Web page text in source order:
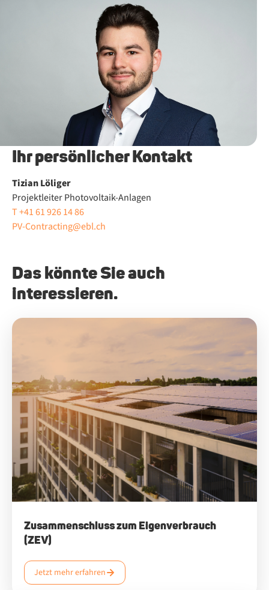
Ihr persönlicher Kontakt
Ti­zi­an Löl­i­ger
Projektleiter Photovoltaik-Anlagen
T +41 61 926 14 86
PV-Contracting@ebl.ch
Das könnte Sie auch
interessieren.
Zusammenschluss zum Eigenverbrauch
(ZEV)
Jetzt mehr erfahren